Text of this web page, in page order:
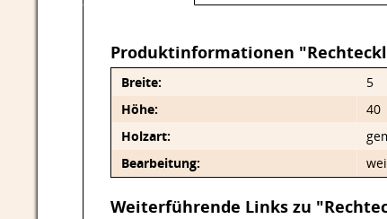
Produktinformationen
Breite:
5
Höhe:
40
Holzart:
Bearbeitung:
Weiterführende Links zu